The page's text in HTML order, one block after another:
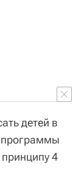
детей в
4